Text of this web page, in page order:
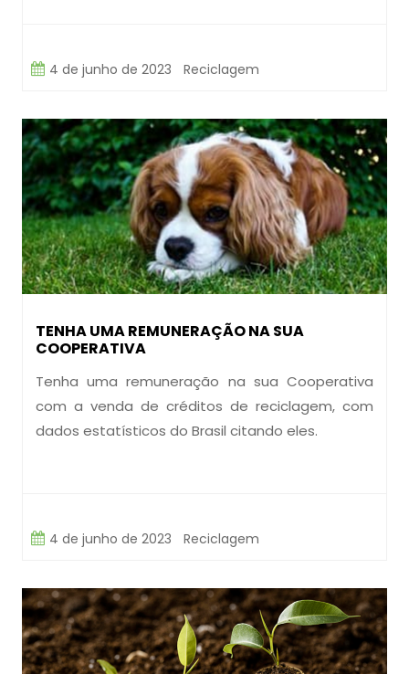
4 de junho de 2023 Reciclagem
TENHA UMA REMUNERAÇÃO NA SUA
COOPERATIVA
Tenha uma remuneração na sua Cooperativa
com a venda de créditos de reciclagem, com
dados estatísticos do Brasil citando eles.
4 de junho de 2023 Reciclagem